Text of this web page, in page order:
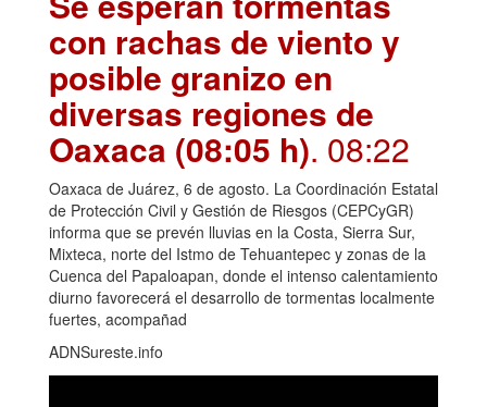
con rachas de viento y
posible granizo en
diversas regiones de
Oaxaca (08:05 h). 08:22
Oaxaca de Juárez, 6 de agosto. La Coordinación Estatal
de Protección Civil y Gestión de Riesgos (CEPCyGR)
informa que se prevén lluvias en la Costa, Sierra Sur,
Mixteca, norte del Istmo de Tehuantepec y zonas de la
Cuenca del Papaloapan, donde el intenso calentamiento
diurno favorecerá el desarrollo de tormentas localmente
fuertes, acompañad
ADNSureste.info